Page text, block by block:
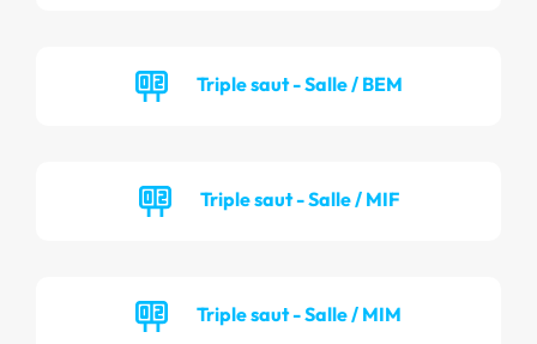
Triple saut - Salle / BEM
Triple saut - Salle / MIF
Triple saut - Salle / MIM